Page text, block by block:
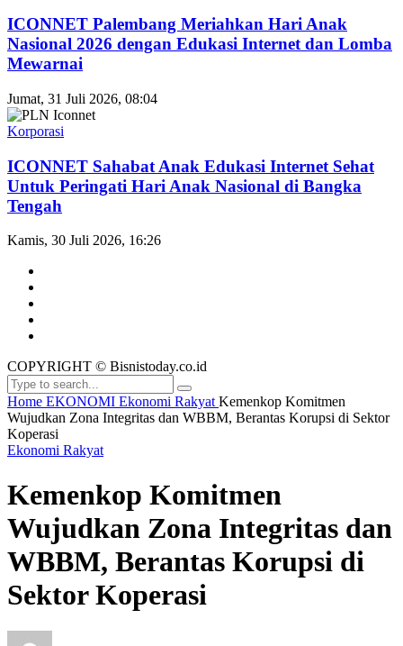
ICONNET Palembang Meriahkan Hari Anak
Nasional 2026 dengan Edukasi Internet dan Lomba
Mewarnai
Jumat, 31 Juli 2026, 08:04
Korporasi
ICONNET Sahabat Anak Edukasi Internet Sehat
Untuk Peringati Hari Anak Nasional di Bangka
Tengah
Kamis, 30 Juli 2026, 16:26
COPYRIGHT © Bisnistoday.co.id
Home EKONOMI Ekonomi RakyatKemenkop Komitmen
Wujudkan Zona Integritas dan WBBM, Berantas Korupsi di Sektor
Koperasi
Ekonomi Rakyat
Kemenkop Komitmen
Wujudkan Zona Integritas dan
WBBM, Berantas Korupsi di
Sektor Koperasi